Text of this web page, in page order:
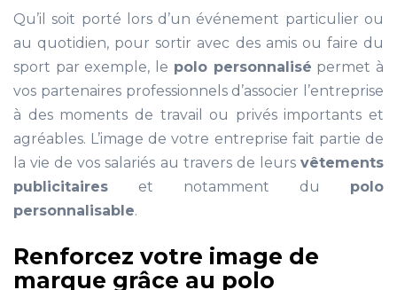
Qu’il soit porté lors d’un événement particulier ou
au quotidien, pour sortir avec des amis ou faire du
sport par exemple, le polo personnalisé permet à
vos partenaires professionnels d’associer l’entreprise
à des moments de travail ou privés importants et
agréables. L’image de votre entreprise fait partie de
la vie de vos salariés au travers de leurs vêtements
publicitaires et notamment du polo
personnalisable.
Renforcez votre image de
marque grâce au polo